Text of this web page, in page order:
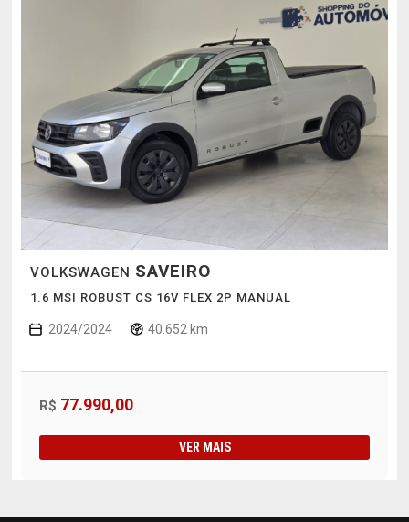
VOLKSWAGEN SAVEIRO
1.6 MSI ROBUST CS 16V FLEX 2P MANUAL
2024/2024 40.652 km
R$ 77.990,00
VER MAIS